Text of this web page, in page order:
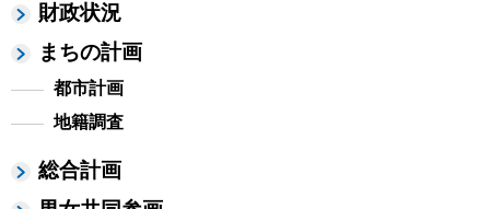
財政状況
まちの計画
都市計画
地籍調査
総合計画